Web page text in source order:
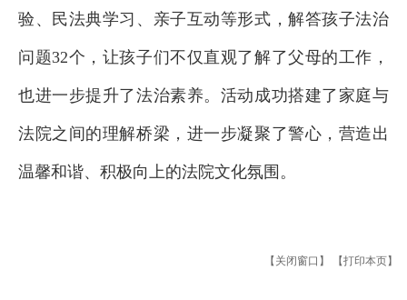
验、民法典学习、亲子互动等形式，解答孩子法治
问题32个，让孩子们不仅直观了解了父母的工作，
也进一步提升了法治素养。活动成功搭建了家庭与
法院之间的理解桥梁，进一步凝聚了警心，营造出
温馨和谐、积极向上的法院文化氛围。
【关闭窗口】 【打印本页】